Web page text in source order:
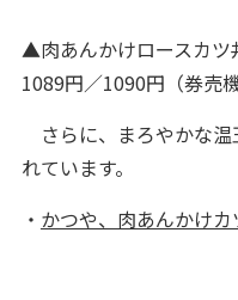
▲肉あんかけロースカツ
1089円／1090円（券売機
さらに、まろやかな温
れています。
・ かつや、肉あんかけ